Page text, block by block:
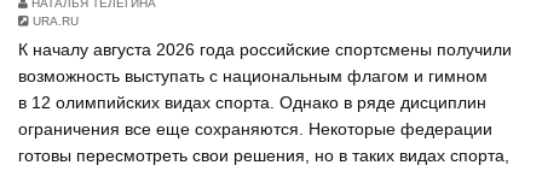
НАТАЛЬЯ ТЕЛЕГИНА
URA.RU
К началу августа 2026 года российские спортсмены получили
возможность выступать с национальным флагом и гимном
в 12 олимпийских видах спорта. Однако в ряде дисциплин
ограничения все еще сохраняются. Некоторые федерации
готовы пересмотреть свои решения, но в таких видах спорта,